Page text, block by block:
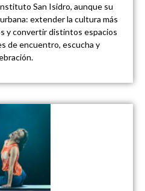
San Isidro, aunque su
extender la cultura más
y convertir distintos espacios
de encuentro, escucha y